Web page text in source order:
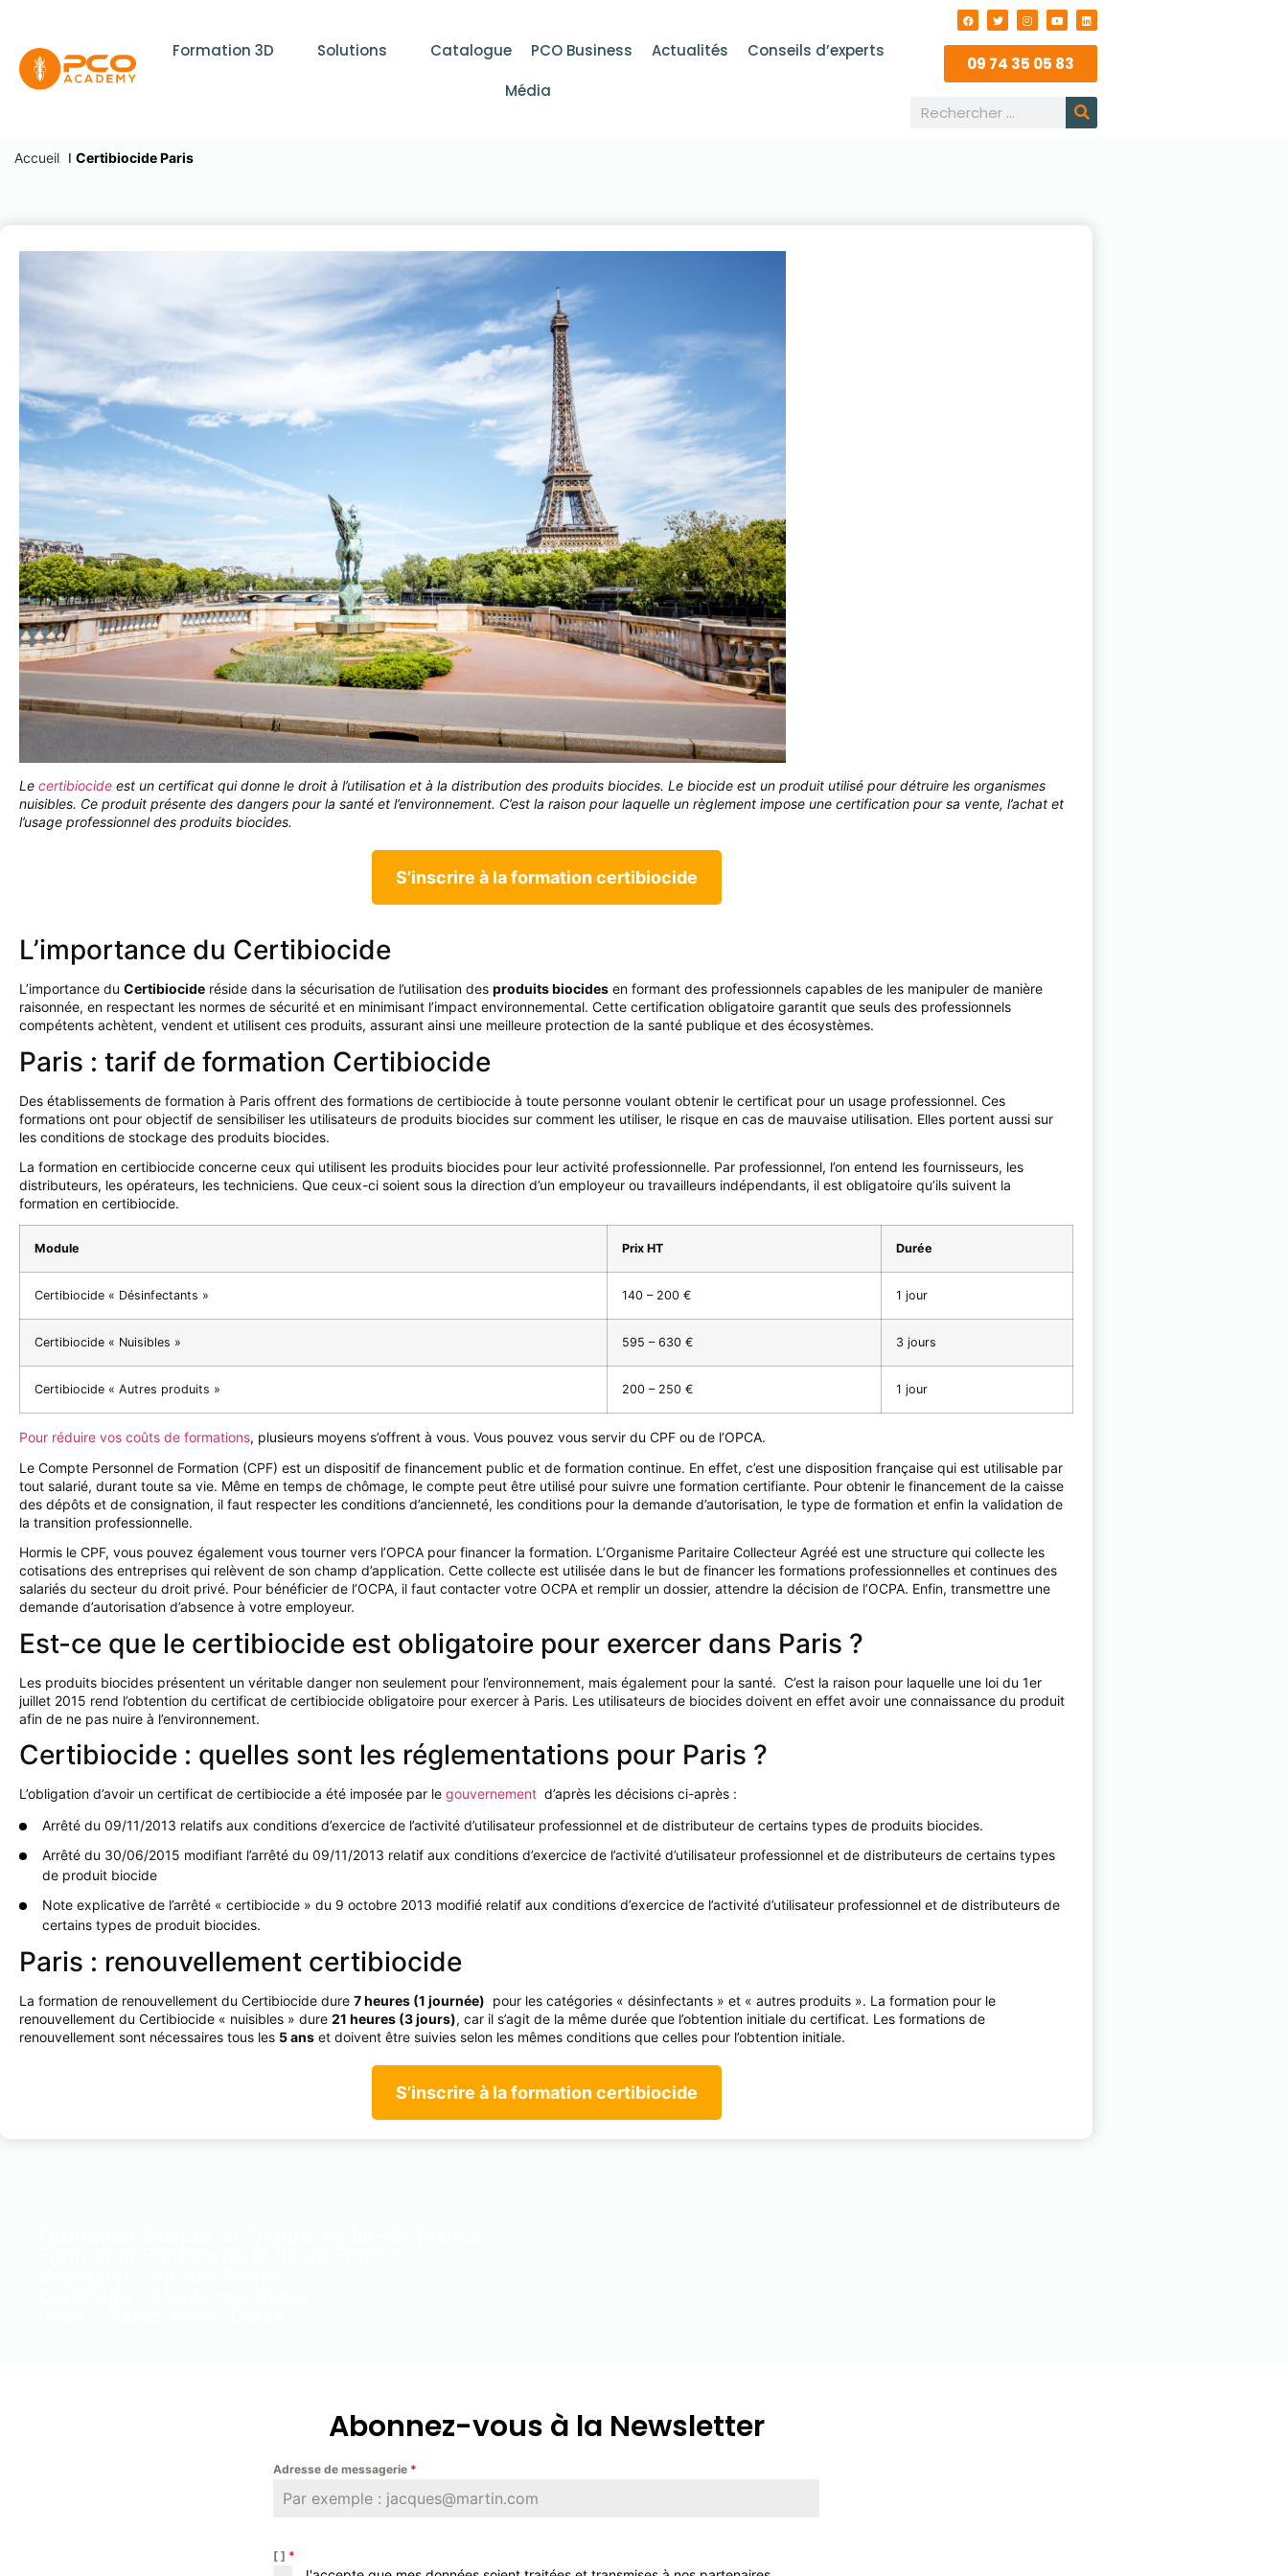
Formation 3D Solutions Catalogue PCO Business Actualités
Conseils d’experts
Média
09 74 35 05 83
Accueil I Certibiocide Paris
Le certibiocide est un certificat qui donne le droit à l’utilisation et à la distribution des produits biocides. Le biocide est un produit utilisé pour détruire les organismes
nuisibles. Ce produit présente des dangers pour la santé et l’environnement. C’est la raison pour laquelle un règlement impose une certification pour sa vente, l’achat et
l’usage professionnel des produits biocides.
S’inscrire à la formation certibiocide
L’importance du Certibiocide
L’importance du Certibiocide réside dans la sécurisation de l’utilisation des produits biocides en formant des professionnels capables de les manipuler de manière
raisonnée, en respectant les normes de sécurité et en minimisant l’impact environnemental. Cette certification obligatoire garantit que seuls des professionnels
compétents achètent, vendent et utilisent ces produits, assurant ainsi une meilleure protection de la santé publique et des écosystèmes.
Paris : tarif de formation Certibiocide
Des établissements de formation à Paris offrent des formations de certibiocide à toute personne voulant obtenir le certificat pour un usage professionnel. Ces
formations ont pour objectif de sensibiliser les utilisateurs de produits biocides sur comment les utiliser, le risque en cas de mauvaise utilisation. Elles portent aussi sur
les conditions de stockage des produits biocides.
La formation en certibiocide concerne ceux qui utilisent les produits biocides pour leur activité professionnelle. Par professionnel, l’on entend les fournisseurs, les
distributeurs, les opérateurs, les techniciens. Que ceux-ci soient sous la direction d’un employeur ou travailleurs indépendants, il est obligatoire qu’ils suivent la
formation en certibiocide.
Module Prix HT Durée
Certibiocide « Désinfectants » 140 – 200 € 1 jour
Certibiocide « Nuisibles » 595 – 630 € 3 jours
Certibiocide « Autres produits » 200 – 250 € 1 jour
Pour réduire vos coûts de formations, plusieurs moyens s’offrent à vous. Vous pouvez vous servir du CPF ou de l’OPCA.
Le Compte Personnel de Formation (CPF) est un dispositif de financement public et de formation continue. En effet, c’est une disposition française qui est utilisable par
tout salarié, durant toute sa vie. Même en temps de chômage, le compte peut être utilisé pour suivre une formation certifiante. Pour obtenir le financement de la caisse
des dépôts et de consignation, il faut respecter les conditions d’ancienneté, les conditions pour la demande d’autorisation, le type de formation et enfin la validation de
la transition professionnelle.
Hormis le CPF, vous pouvez également vous tourner vers l’OPCA pour financer la formation. L’Organisme Paritaire Collecteur Agréé est une structure qui collecte les
cotisations des entreprises qui relèvent de son champ d’application. Cette collecte est utilisée dans le but de financer les formations professionnelles et continues des
salariés du secteur du droit privé. Pour bénéficier de l’OCPA, il faut contacter votre OCPA et remplir un dossier, attendre la décision de l’OCPA. Enfin, transmettre une
demande d’autorisation d’absence à votre employeur.
Est-ce que le certibiocide est obligatoire pour exercer dans Paris ?
Les produits biocides présentent un véritable danger non seulement pour l’environnement, mais également pour la santé. C’est la raison pour laquelle une loi du 1er
juillet 2015 rend l’obtention du certificat de certibiocide obligatoire pour exercer à Paris. Les utilisateurs de biocides doivent en effet avoir une connaissance du produit
afin de ne pas nuire à l’environnement.
Certibiocide : quelles sont les réglementations pour Paris ?
L’obligation d’avoir un certificat de certibiocide a été imposée par le gouvernement d’après les décisions ci-après :
Arrêté du 09/11/2013 relatifs aux conditions d’exercice de l’activité d’utilisateur professionnel et de distributeur de certains types de produits biocides.
Arrêté du 30/06/2015 modifiant l’arrêté du 09/11/2013 relatif aux conditions d’exercice de l’activité d’utilisateur professionnel et de distributeurs de certains types
de produit biocide
Note explicative de l’arrêté « certibiocide » du 9 octobre 2013 modifié relatif aux conditions d’exercice de l’activité d’utilisateur professionnel et de distributeurs de
certains types de produit biocides.
Paris : renouvellement certibiocide
La formation de renouvellement du Certibiocide dure 7 heures (1 journée) pour les catégories « désinfectants » et « autres produits ». La formation pour le
renouvellement du Certibiocide « nuisibles » dure 21 heures (3 jours), car il s’agit de la même durée que l’obtention initiale du certificat. Les formations de
renouvellement sont nécessaires tous les 5 ans et doivent être suivies selon les mêmes conditions que celles pour l’obtention initiale.
S’inscrire à la formation certibiocide
Abonnez-vous à la Newsletter
Adresse de messagerie *
[ ] *